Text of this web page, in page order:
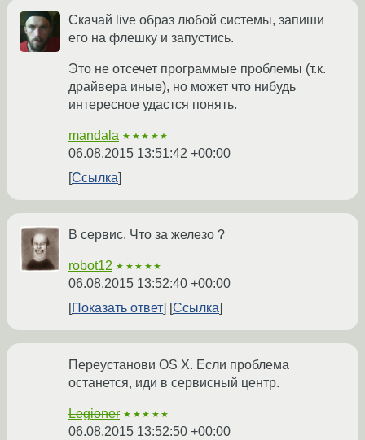
Скачай live образ любой системы, запиши
его на флешку и запустись.
Это не отсечет программые проблемы (т.к.
драйвера иные), но может что нибудь
интересное удастся понять.
mandala ★★★★★
06.08.2015 13:51:42 +00:00
Ссылка
В сервис. Что за железо ?
robot12 ★★★★★
06.08.2015 13:52:40 +00:00
Показать ответ
Ссылка
Переустанови OS X. Если проблема
останется, иди в сервисный центр.
Legioner ★★★★★
06.08.2015 13:52:50 +00:00